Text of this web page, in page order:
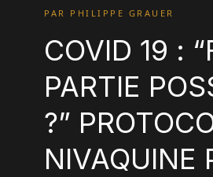
PAR PHILIPPE GRAUER
COVID 19 :
PARTIE
?”
NIVAQUINE